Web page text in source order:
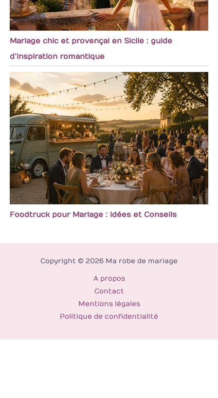
Mariage chic et provençal en Sicile : guide
d’inspiration romantique
Foodtruck pour Mariage : idées et Conseils
Copyright © 2026 Ma robe de mariage
A propos
Contact
Mentions légales
Politique de confidentialité